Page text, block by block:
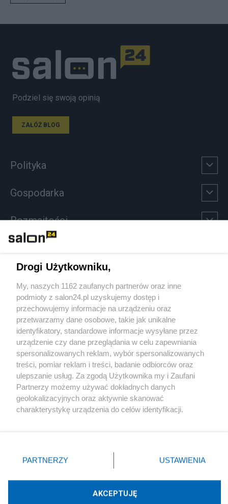
Podziel się swoją opinią
ZAŁÓŻ BLOG
Polityka
Gospodarka
Rozmaitości
Sport
Społeczeństwo
Kultura
X Facebook Instagram Youtube
Drogi Użytkowniku,
My, naszych 1162 zaufanych partnerów oraz inne
podmioty z salon24.pl uzyskujemy dostęp i
przechowujemy informacje na urządzeniu oraz
przetwarzamy dane osobowe, takie jak unikalne
identyfikatory, standardowe informacje wysyłane przez
urządzenie czy dane przeglądania w celu zapewniania
spersonalizowanych reklam, wybór spersonalizowanych
treści, pomiar reklam i treści, badanie odbiorców oraz
ulepszanie usług. Za zgodą Użytkownika my i Zaufani
Partnerzy możemy używać dokładnych danych
geolokalizacyjnych oraz aktywnie skanować
charakterystykę urządzenia do celów identyfikacji.
zmienić/wycofać klikając przycisk ustawień prywatności
znajdujący się w lewym dolnym rogu strony
rodzaje przetwarzania danych nie wymagają zgody
użytkownika, ale masz prawo sprzeciwić się takiemu
przetwarzaniu. Preferencje będą miały zastosowania tylko
PARTNERZY USTAWIENIA
AKCEPTUJĘ